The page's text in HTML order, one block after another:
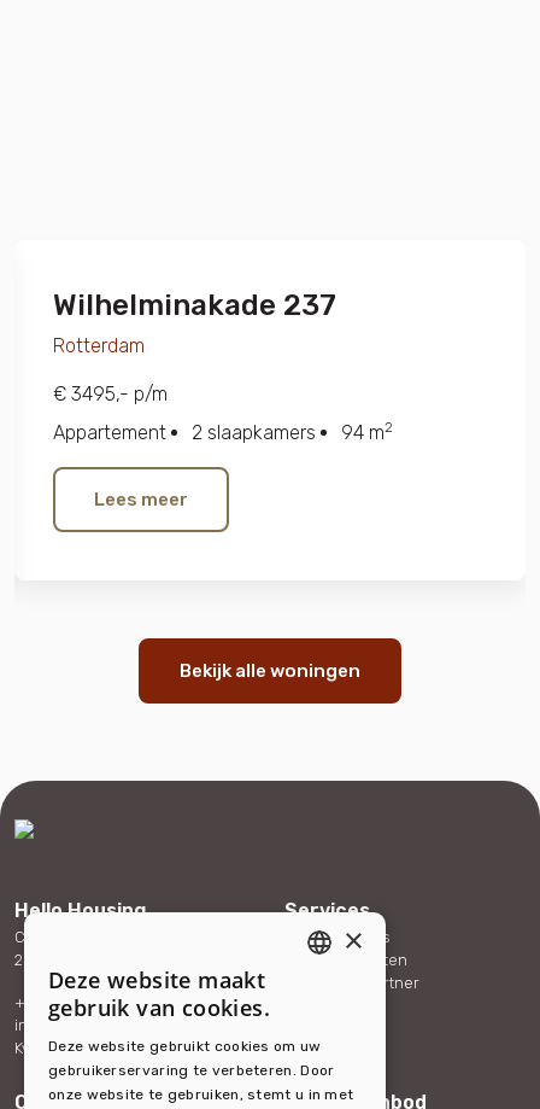
Wilhelminakade 237
Rotterdam
€ 3495,- p/m
Appartement
2 slaapkamers 94 m2
Lees meer
Bekijk alle woningen
Hello Housing
Carolina van Nassaustraat 165
2595 SX The Hague
+31 (0)88 432 40 70
info@hellohousing.nl
KvK 73117765
Services
Expat services
Bedrijfsdiensten
Word onze partner
Over ons Woningaanbod
×
Deze website maakt
gebruik van cookies.
Deze website gebruikt cookies om uw
gebruikerservaring te verbeteren. Door
onze website te gebruiken, stemt u in met